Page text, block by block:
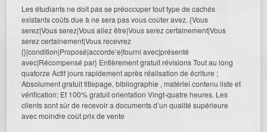
Les étudiants ne doit pas se préoccuper tout type de cachés
existants coûts due à ne sera pas vous coûter avez. {Vous
serez|Vous serez|Vous allez être|Vous serez certainement|Vous
serez certainement|Vous recevrez
{}|condition|Proposé|accorde’e|fourni avec|présenté
avec|Récompensé par} Entièrement gratuit révisions Tout au long
quatorze Actif jours rapidement après réalisation de écriture ;
Absolument gratuit titlepage, bibliographie , matériel contenu liste et
vérification; Et 100% gratuit orientation Vingt-quatre heures. Les
clients sont sûr de recevoir a documents d’un qualité supérieure
avec moindre coût prix de vente